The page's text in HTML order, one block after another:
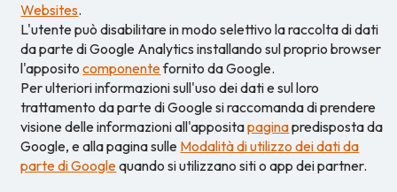
Websites.
L'utente può disabilitare in modo selettivo la raccolta di dati
da parte di Google Analytics installando sul proprio browser
l'appositocomponentefornito da Google.
Per ulteriori informazioni sull'uso dei dati e sul loro
trattamento da parte di Google si raccomanda di prendere
visione delle informazioni all'appositapaginapredisposta da
Google, e alla pagina sulle Modalità di utilizzo dei dati da
parte di Googlequando si utilizzano siti o app dei partner.